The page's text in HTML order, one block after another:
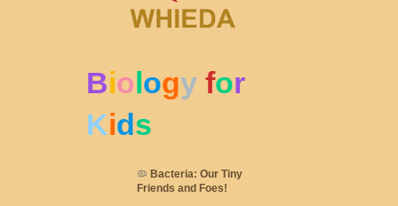
Bio ogy for
Kid s
🦠 Bacteria: Our Tiny
Friends and Foes!